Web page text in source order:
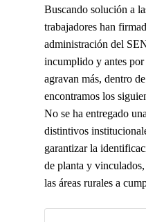
Buscando solución a
trabajadores han
administración del
incumplido y antes
agravan más, dentro
encontramos los
No se ha entregado
distintivos
garantizar la
de planta y vinculados,
las áreas rurales a